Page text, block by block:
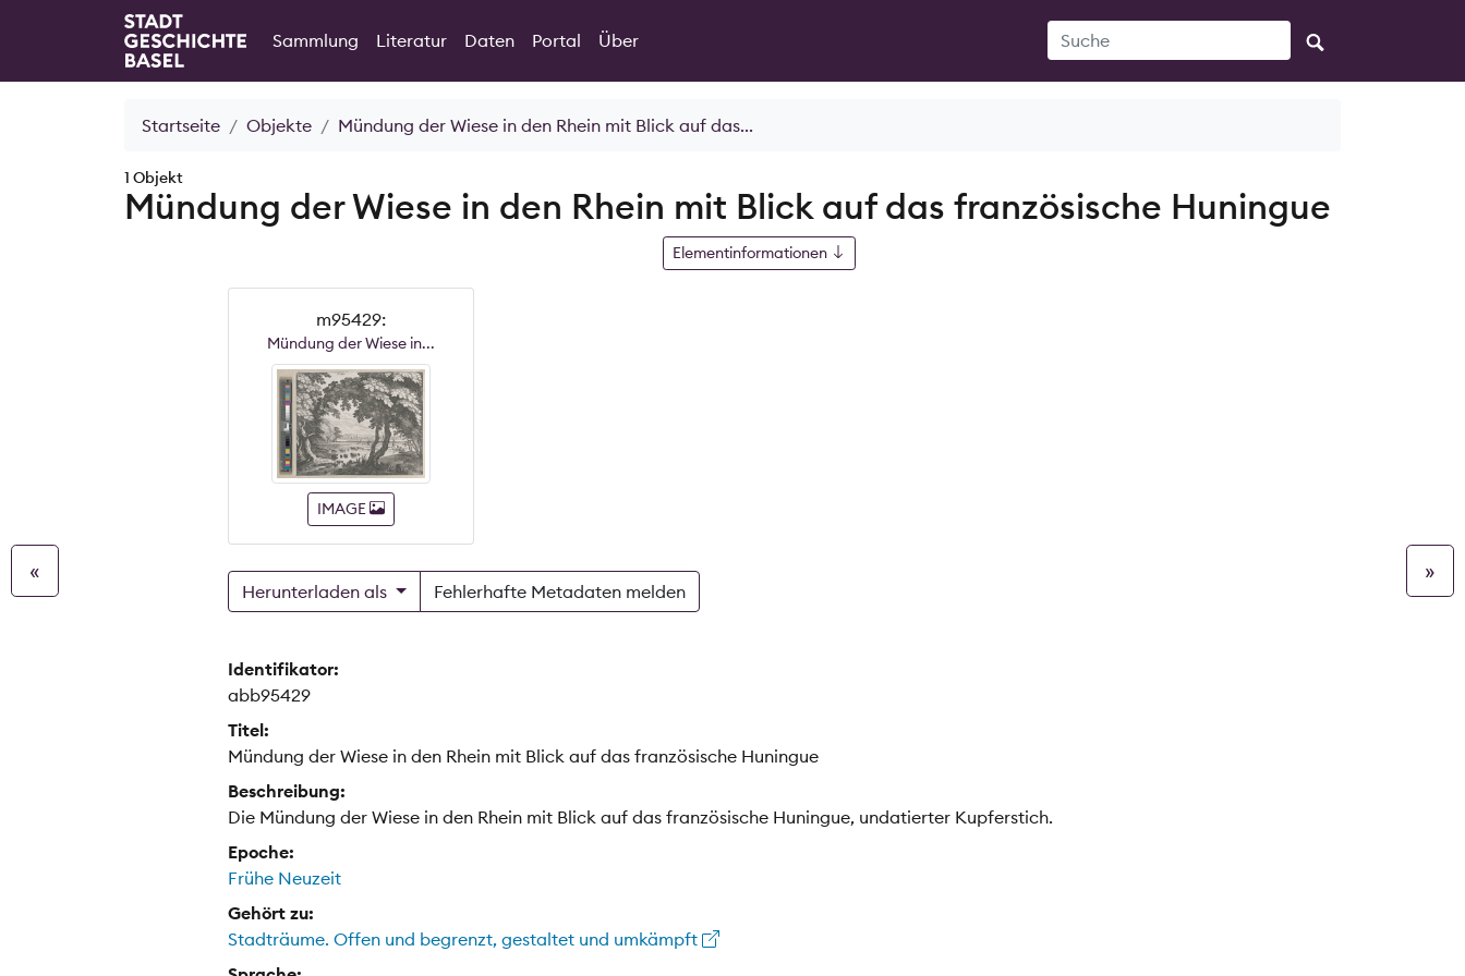
Sammlung Literatur Daten Portal
Über
Startseite Objekte Mündung der Wiese in den Rhein mit Blick auf das...
1 Objekt
Mündung der Wiese in den Rhein mit Blick auf das französische Huningue
Elementinformationen
m95429:
Mündung der Wiese in...
IMAGE
Herunterladen als Fehlerhafte Metadaten melden
Identifikator:
abb95429
Titel:
Mündung der Wiese in den Rhein mit Blick auf das französische Huningue
Beschreibung:
Die Mündung der Wiese in den Rhein mit Blick auf das französische Huningue, undatierter Kupferstich.
Epoche:
Frühe Neuzeit
Gehört zu:
Stadträume. Offen und begrenzt, gestaltet und umkämpft
« »